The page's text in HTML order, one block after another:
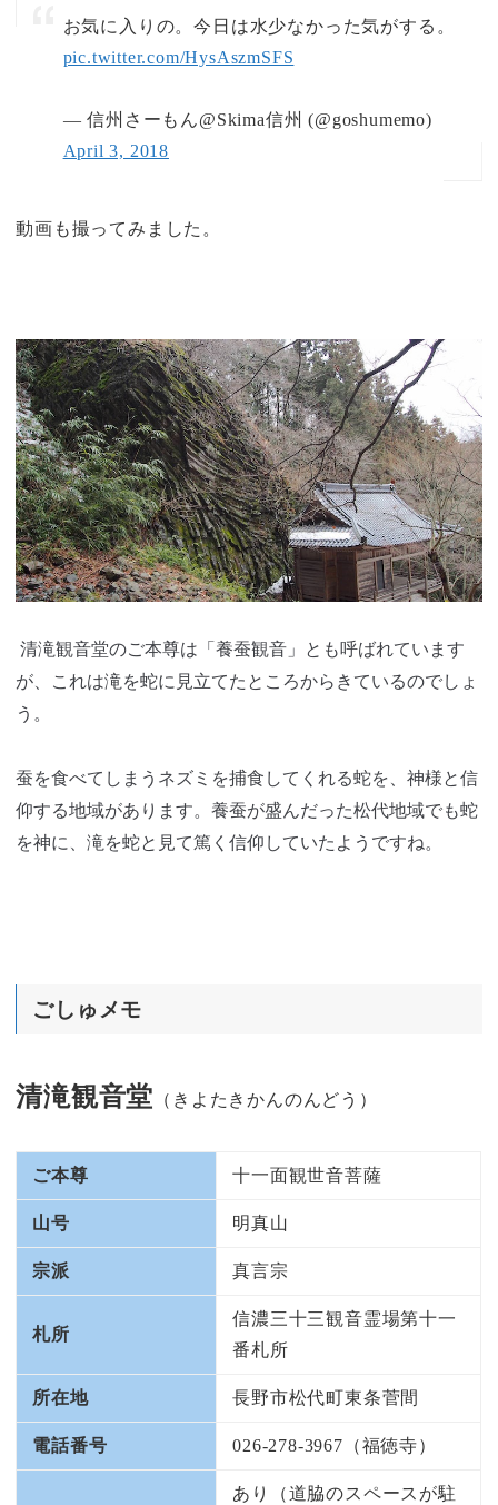
お気に入りの。今日は水少なかった気がする。
pic.twitter.com/HysAszmSFS
— 信州さーもん@Skima信州 (@goshumemo)
April 3, 2018
動画も撮ってみました。
清滝観音堂のご本尊は「養蚕観音」とも呼ばれています
が、これは滝を蛇に見立てたところからきているのでしょ
う。
蚕を食べてしまうネズミを捕食してくれる蛇を、神様と信
仰する地域があります。養蚕が盛んだった松代地域でも蛇
を神に、滝を蛇と見て篤く信仰していたようですね。
ごしゅメモ
清滝観音堂 （きよたきかんのんどう）
ご本尊 十一面観世音菩薩
山号 明真山
宗派 真言宗
札所
信濃三十三観音霊場第十一
番札所
所在地 長野市松代町東条菅間
電話番号 026-278-3967（福徳寺）
あり（道脇のスペースが駐